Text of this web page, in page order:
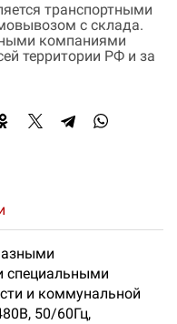
транспортными
с склада.
компаниями
территории РФ и за
специальными
и коммунальной
50/60Гц,